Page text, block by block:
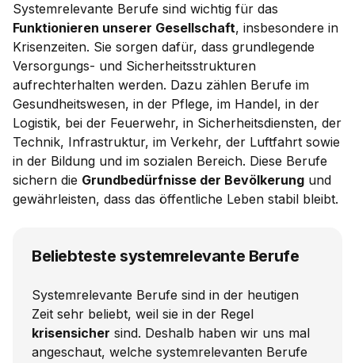
Systemrelevante Berufe sind wichtig für das
Funktionieren unserer Gesellschaft, insbesondere in
Krisenzeiten. Sie sorgen dafür, dass grundlegende
Versorgungs- und Sicherheitsstrukturen
aufrechterhalten werden. Dazu zählen Berufe im
Gesundheitswesen, in der Pflege, im Handel, in der
Logistik, bei der Feuerwehr, in Sicherheitsdiensten, der
Technik, Infrastruktur, im Verkehr, der Luftfahrt sowie
in der Bildung und im sozialen Bereich. Diese Berufe
sichern die Grundbedürfnisse der Bevölkerung und
gewährleisten, dass das öffentliche Leben stabil bleibt.
Beliebteste systemrelevante Berufe
Systemrelevante Berufe sind in der heutigen
Zeit sehr beliebt, weil sie in der Regel
krisensicher sind. Deshalb haben wir uns mal
angeschaut, welche systemrelevanten Berufe